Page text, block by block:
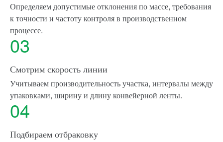
Определяем допустимые отклонения по массе, требования
к точности и частоту контроля в производственном
процессе.
03
Смотрим скорость линии
Учитываем производительность участка, интервалы между
упаковками, ширину и длину конвейерной ленты.
04
Подбираем отбраковку